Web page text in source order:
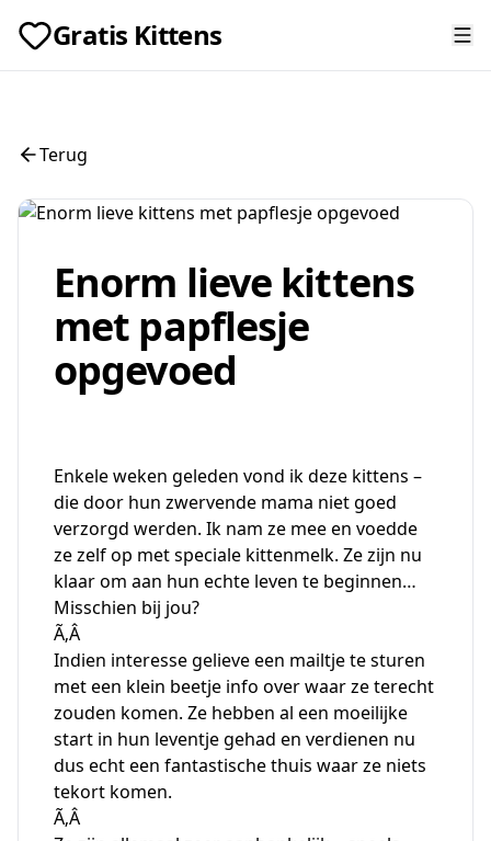
Gratis Kittens
Terug
Enorm lieve kittens
met papflesje
opgevoed
Enkele weken geleden vond ik deze kittens –
die door hun zwervende mama niet goed
verzorgd werden. Ik nam ze mee en voedde
ze zelf op met speciale kittenmelk. Ze zijn nu
klaar om aan hun echte leven te beginnen…
Misschien bij jou?
Ã‚Â
Indien interesse gelieve een mailtje te sturen
met een klein beetje info over waar ze terecht
zouden komen. Ze hebben al een moeilijke
start in hun leventje gehad en verdienen nu
dus echt een fantastische thuis waar ze niets
tekort komen.
Ã‚Â